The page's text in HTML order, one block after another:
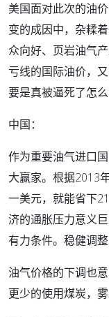
美国面对此次的油
变的成因中，杂糅
众向好、页岩油气
亏线的国际油价，
要是真被逼死了怎么
中国：
作为重要油气进口
大赢家。根据2013
一美元，就能省下
济的通胀压力意义
有力条件。稳健调
油气价格的下调也
更少的使用煤炭，